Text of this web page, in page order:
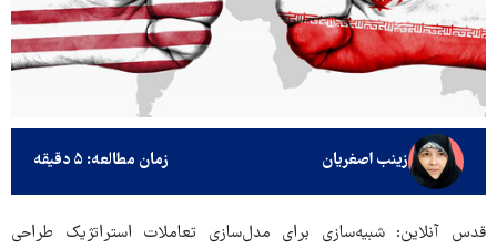
زینب اصغریان زمان مطالعه: ۵ دقیقه
قدس آنلاین: شبیه‌سازی برای مدل‌سازی تعاملات استراتژیک طراحی